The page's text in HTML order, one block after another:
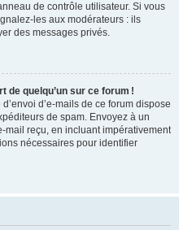
de contrôle utilisateur. Si vous
les aux modérateurs : ils
des messages privés.
de quelqu’un sur ce forum !
d’e-mails de ce forum dispose
de spam. Envoyez à un
mail reçu, en incluant impérativement
nécessaires pour identifier